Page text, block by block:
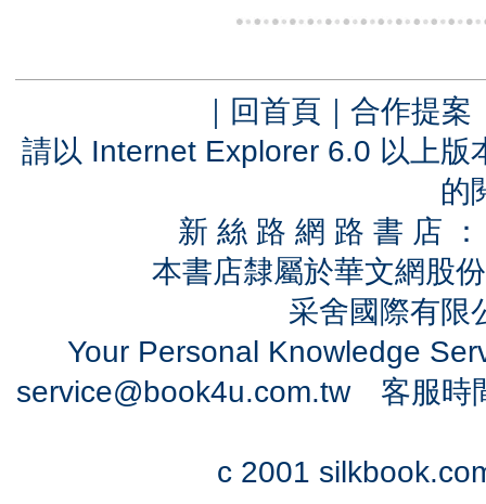
｜ 回首頁 ｜ 合作提案
請以 Internet Explorer 6.0 以上
的
新 絲 路 網 路 書 店
本書店隸屬於華文網股
采舍國際有
Your Personal Knowledge
service@book4u.com.tw客服時
c 2001